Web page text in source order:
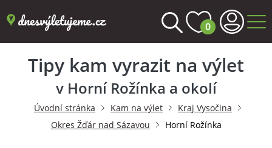
0
Tipy kam vyrazit na výlet
v Horní Rožínka a okolí
Úvodní stránka Kam na výlet
Kraj Vysočina
Okres Žďár nad Sázavou
Horní Rožínka